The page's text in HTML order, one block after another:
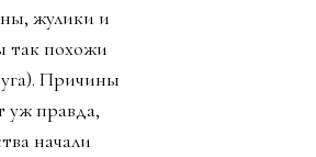
жулики и
так похожи
Причины
уж правда,
начали